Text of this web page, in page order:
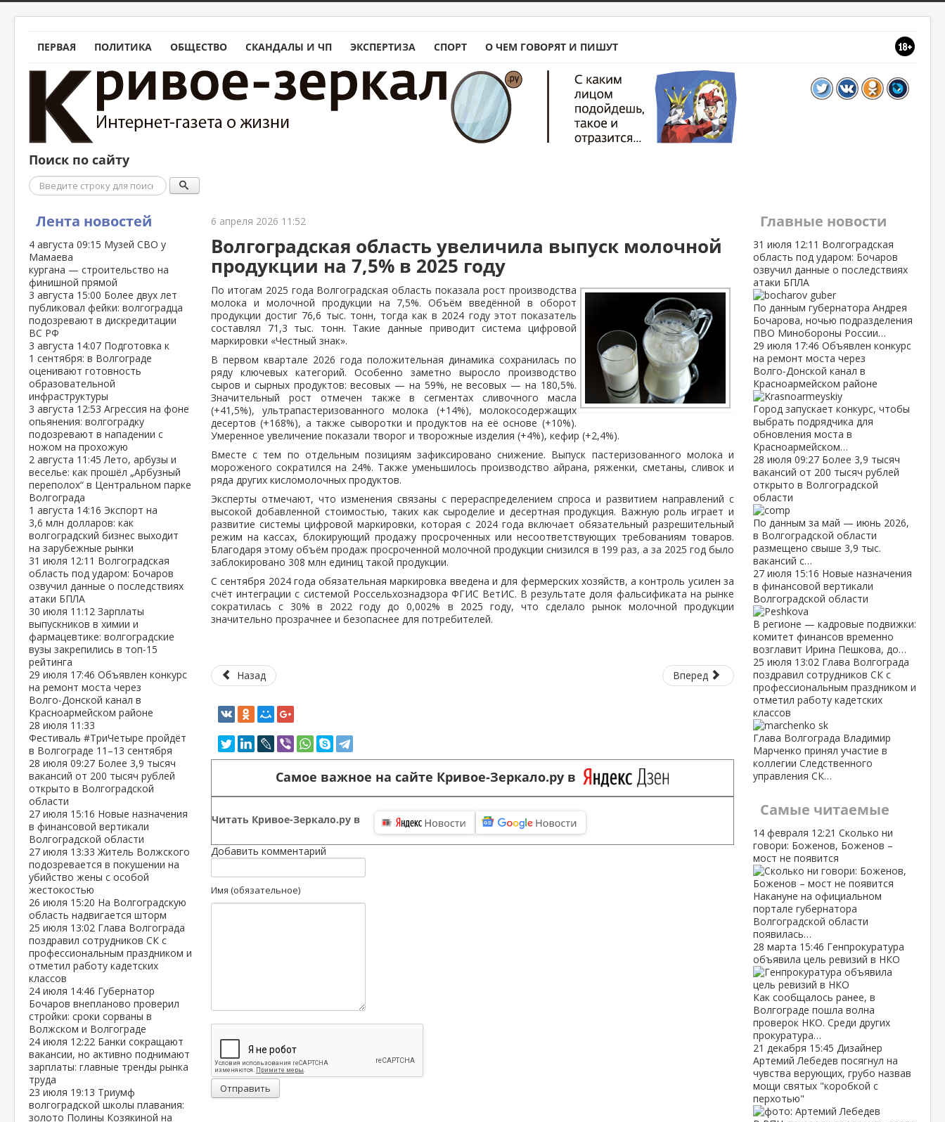
ПЕРВАЯ ПОЛИТИКА ОБЩЕСТВО СКАНДАЛЫ И ЧП ЭКСПЕРТИЗА СПОРТ О ЧЕМ ГОВОРЯТ И ПИШУТ
Поиск по сайту
Поиск
Лента новостей
4 августа 09:15 Музей СВО у
Мамаева
кургана — строительство на
финишной прямой
3 августа 15:00 Более двух лет
публиковал фейки: волгоградца
подозревают в дискредитации
ВС РФ
3 августа 14:07 Подготовка к
1 сентября: в Волгограде
оценивают готовность
образовательной
инфраструктуры
3 августа 12:53 Агрессия на фоне
опьянения: волгоградку
подозревают в нападении с
ножом на прохожую
2 августа 11:45Лето, арбузы и
веселье: как прошёл „Арбузный
переполох“ в Центральном парке
Волгограда
1 августа 14:16 Экспорт на
3,6 млн долларов: как
волгоградский бизнес выходит
на зарубежные рынки
31 июля 12:11 Волгоградская
область под ударом: Бочаров
озвучил данные о последствиях
атаки БПЛА
30 июля 11:12 Зарплаты
выпускников в химии и
фармацевтике: волгоградские
вузы закрепились в топ‑15
рейтинга
29 июля 17:46 Объявлен конкурс
на ремонт моста через
Волго‑Донской канал в
Красноармейском районе
28 июля 11:33
Фестиваль #ТриЧетыре пройдёт
в Волгограде 11–13 сентября
28 июля 09:27 Более 3,9 тысяч
вакансий от 200 тысяч рублей
открыто в Волгоградской
области
27 июля 15:16 Новые назначения
в финансовой вертикали
Волгоградской области
27 июля 13:33Житель Волжского
подозревается в покушении на
убийство жены с особой
жестокостью
26 июля 15:20 На Волгоградскую
область надвигается шторм
25 июля 13:02 Глава Волгограда
поздравил сотрудников СК с
профессиональным праздником и
отметил работу кадетских
классов
24 июля 14:46 Губернатор
Бочаров внепланово проверил
стройки: сроки сорваны в
Волжском и Волгограде
24 июля 12:22 Банки сокращают
вакансии, но активно поднимают
зарплаты: главные тренды рынка
труда
23 июля 19:13 Триумф
волгоградской школы плавания:
золото Полины Козякиной на
6 апреля 2026 11:52
Волгоградская область увеличила выпуск молочной
продукции на 7,5% в 2025 году
По итогам 2025 года Волгоградская область показала рост производства
молока и молочной продукции на 7,5%. Объём введённой в оборот
продукции достиг 76,6 тыс. тонн, тогда как в 2024 году этот показатель
составлял 71,3 тыс. тонн. Такие данные приводит система цифровой
маркировки «Честный знак».
В первом квартале 2026 года положительная динамика сохранилась по
ряду ключевых категорий. Особенно заметно выросло производство
сыров и сырных продуктов: весовых — на 59%, не весовых — на 180,5%.
Значительный рост отмечен также в сегментах сливочного масла
(+41,5%), ультрапастеризованного молока (+14%), молокосодержащих
десертов (+168%), а также сыворотки и продуктов на её основе (+10%).
Умеренное увеличение показали творог и творожные изделия (+4%), кефир (+2,4%).
Вместе с тем по отдельным позициям зафиксировано снижение. Выпуск пастеризованного молока и
мороженого сократился на 24%. Также уменьшилось производство айрана, ряженки, сметаны, сливок и
ряда других кисломолочных продуктов.
Эксперты отмечают, что изменения связаны с перераспределением спроса и развитием направлений с
высокой добавленной стоимостью, таких как сыроделие и десертная продукция. Важную роль играет и
развитие системы цифровой маркировки, которая с 2024 года включает обязательный разрешительный
режим на кассах, блокирующий продажу просроченных или несоответствующих требованиям товаров.
Благодаря этому объём продаж просроченной молочной продукции снизился в 199 раз, а за 2025 год было
заблокировано 308 млн единиц такой продукции.
С сентября 2024 года обязательная маркировка введена и для фермерских хозяйств, а контроль усилен за
счёт интеграции с системой Россельхознадзора ФГИС ВетИС. В результате доля фальсификата на рынке
сократилась с 30% в 2022 году до 0,002% в 2025 году, что сделало рынок молочной продукции
значительно прозрачнее и безопаснее для потребителей.
Назад Вперед
Самое важное на сайте Кривое-Зеркало.ру в
Читать Кривое-Зеркало.ру в
Добавить комментарий
Имя (обязательное)
Отправить
Главные новости
31 июля 12:11 Волгоградская
область под ударом: Бочаров
озвучил данные о последствиях
атаки БПЛА
По данным губернатора Андрея
Бочарова, ночью подразделения
ПВО Минобороны России…
29 июля 17:46 Объявлен конкурс
на ремонт моста через
Волго‑Донской канал в
Красноармейском районе
Город запускает конкурс, чтобы
выбрать подрядчика для
обновления моста в
Красноармейском…
28 июля 09:27 Более 3,9 тысяч
вакансий от 200 тысяч рублей
открыто в Волгоградской
области
По данным за май — июнь 2026,
в Волгоградской области
размещено свыше 3,9 тыс.
вакансий с…
27 июля 15:16 Новые назначения
в финансовой вертикали
Волгоградской области
В регионе — кадровые подвижки:
комитет финансов временно
возглавит Ирина Пешкова, до…
25 июля 13:02 Глава Волгограда
поздравил сотрудников СК с
профессиональным праздником и
отметил работу кадетских
классов
Глава Волгограда Владимир
Марченко принял участие в
коллегии Следственного
управления СК…
Самые читаемые
14 февраля 12:21 Сколько ни
говори: Боженов, Боженов –
мост не появится
Накануне на официальном
портале губернатора
Волгоградской области
появилась…
28 марта 15:46 Генпрокуратура
объявила цель ревизий в НКО
Как сообщалось ранее, в
Волгограде пошла волна
проверок НКО. Среди других
прокуратура…
21 декабря 15:45 Дизайнер
Артемий Лебедев посягнул на
чувства верующих, грубо назвав
мощи святых "коробкой с
перхотью"